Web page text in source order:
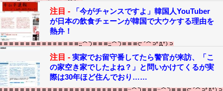
注目 -
「今がチャンスですよ」韓国人YouTuber
が日本の飲食チェーンが韓国で大ウケする理由を
熱弁！
注目 - 実家でお留守番してたら警官が来訪、「こ
の家空き家でしたよね？」と問いかけてくるが実
際は30年ほど住んでおり……